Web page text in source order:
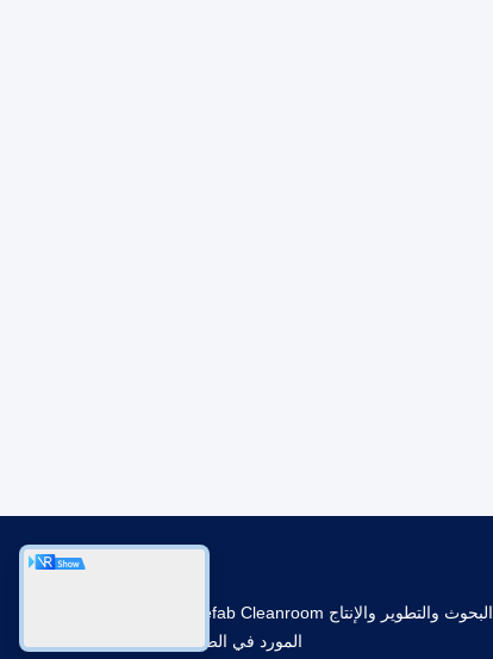
أكبر البحوث والتطوير والإنتاج Prefab Cleanroom
المورد في الصين